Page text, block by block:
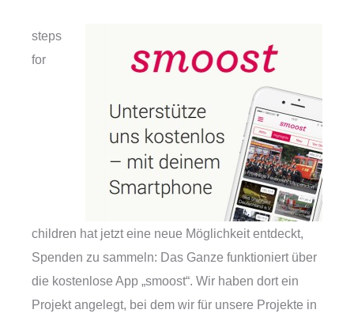
steps
for
children hat jetzt eine neue Möglichkeit entdeckt,
Spenden zu sammeln: Das Ganze funktioniert über
die kostenlose App „smoost“. Wir haben dort ein
Projekt angelegt, bei dem wir für unsere Projekte in